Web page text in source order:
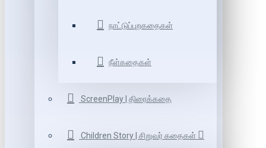
நாட்டுப்புறகதைகள்
நீள்கதைகள்
ScreenPlay | திரைக்கதை
Children Story | சிறுவர் கதைகள்